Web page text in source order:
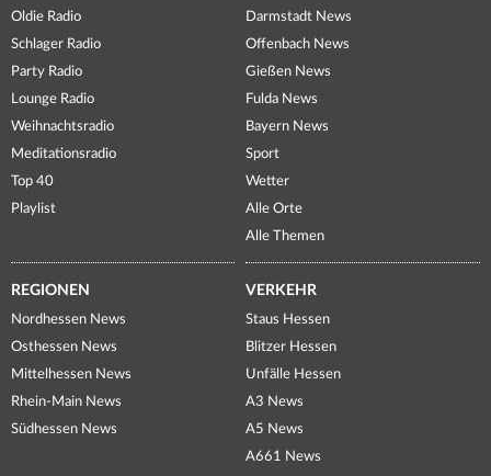
Oldie Radio
Schlager Radio
Party Radio
Lounge Radio
Weihnachtsradio
Meditationsradio
Top 40
Playlist
Darmstadt News
Offenbach News
Gießen News
Fulda News
Bayern News
Sport
Wetter
Alle Orte
Alle Themen
REGIONEN
Nordhessen News
Osthessen News
Mittelhessen News
Rhein-Main News
Südhessen News
VERKEHR
Staus Hessen
Blitzer Hessen
Unfälle Hessen
A3 News
A5 News
A661 News